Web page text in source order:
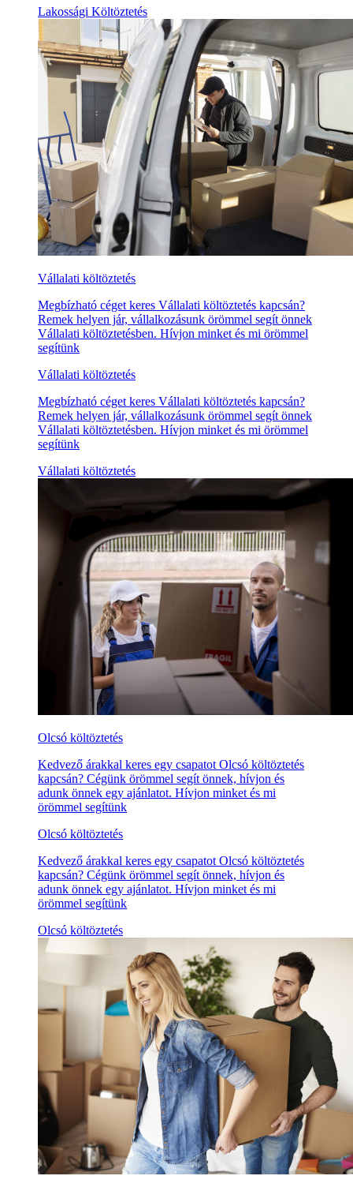
Lakossági Költöztetés
Vállalati költöztetés
Megbízható céget keres Vállalati költöztetés kapcsán?
Remek helyen jár, vállalkozásunk örömmel segít önnek
Vállalati költöztetésben. Hívjon minket és mi örömmel
segítünk
Vállalati költöztetés
Megbízható céget keres Vállalati költöztetés kapcsán?
Remek helyen jár, vállalkozásunk örömmel segít önnek
Vállalati költöztetésben. Hívjon minket és mi örömmel
segítünk
Vállalati költöztetés
Olcsó költöztetés
Kedvező árakkal keres egy csapatot Olcsó költöztetés
kapcsán? Cégünk örömmel segít önnek, hívjon és
adunk önnek egy ajánlatot. Hívjon minket és mi
örömmel segítünk
Olcsó költöztetés
Kedvező árakkal keres egy csapatot Olcsó költöztetés
kapcsán? Cégünk örömmel segít önnek, hívjon és
adunk önnek egy ajánlatot. Hívjon minket és mi
örömmel segítünk
Olcsó költöztetés